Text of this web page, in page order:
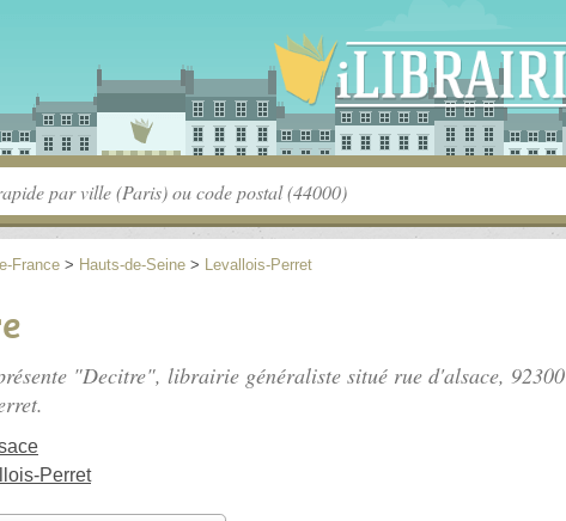
France > Hauts-de-Seine > Levallois-Perret
"Decitre", librairie généraliste situé rue d'alsace, 92300
Perret